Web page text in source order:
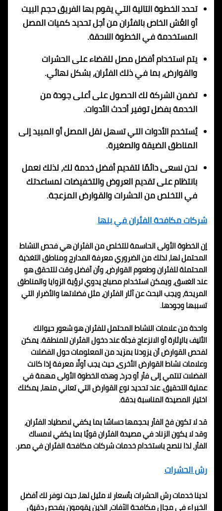
تحدد الخطوة التالية التي يقوم بها الفريق حجم البيت
أو العُش الخاص بالفئران من أجل تحديد كميات المصل
المستخدمة في الخطوة اللاحقة.
يتم استخدام أفضل مصل للقضاء على الحشرات
والقوارض، بما في ذلك الفئران، بشكل نهائي.
تضمن الشركة لك الحصول على أعلى جودة من
الخدمة بفضل توفير أحدث الأدوات.
يُستخدم الأدوات التي تسهل نقل المصل أو المبيد إلى
المناطق الضيقة والصغيرة.
نحن نسعى دائمًا لتقديم أفضل خدمة لك، لذلك نعمل
بانتظام على تقديم العروض والتخفيضات لمساعدتك
في التخلص من الحشرات والقوارض المزعجة.
شركات مكافحة الفئران في بنها
إن الخطوة الأولى الحاسمة للتخلص من الفئران هي فحص النشاط
المحتمل لها، لذلك من الضروري معرفة المدارج ومناطق التغذية
المحتملة للفئران وطعوم القوارض، وأن أفضل وقت للتحقق هو
عند الغسق، ويمكن استخدام مصباح يدوي لرؤية الزوايا والمناطق
المريحة، ويجب البحث عن آثار الفئران، مثل فضلاتها والأضرار التي
تسببها وجودها.
واحدة من علامات النشاط المحتمل للفئران هو شعور حيوانك
الأليف بالإثارة أو الانزعاج فجأة عند دخول الفئران للمنطقة. يمكن
لفحص القوارض أن يزودنا بمزيد من المعلومات حول الفضلات
وعلامات نشاط القوارض الأخرى، حيث يجب أولًا معرفة إذا كانت
الفضلات تنتمي إلى فأر أو جرذ، وهذه الخطوة الأولى مهمة في
عملية التحقيق. عند تحديد نوع القوارض التي تعاني منها، يمكنك
اختيار المصيدة المناسبة بدقة.
قد لا تكون فخ الفأر بحجمها حساسًا بما يكفي لاصطياد الفئران،
وقد لا يكون الزناد في مصيدة الفئران قويًا بما يكفي لامساك
الفأر، لذا ننصح باستخدام خدمات شركات مكافحة الفئران في مصر.
رش الحشرات
لدينا خدمات رش الحشرات بأسعار لا مثيل لها، حيث نوفر لك أفضل
الخبراء في مجال مكافحة الآفات، الذين يقومون بفحص دقيق